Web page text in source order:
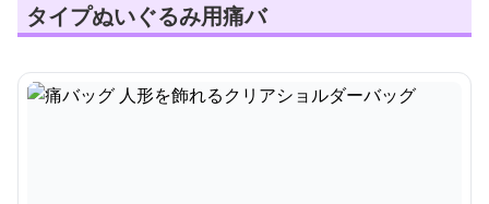
タイプぬいぐるみ用痛バ